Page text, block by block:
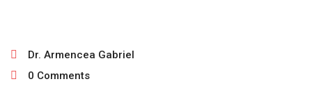
Dr. Armencea Gabriel
0 Comments